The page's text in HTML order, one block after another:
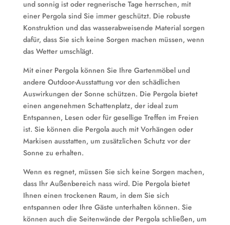
und sonnig ist oder regnerische Tage herrschen, mit
einer Pergola sind Sie immer geschützt. Die robuste
Konstruktion und das wasserabweisende Material sorgen
dafür, dass Sie sich keine Sorgen machen müssen, wenn
das Wetter umschlägt.
Mit einer Pergola können Sie Ihre Gartenmöbel und
andere Outdoor-Ausstattung vor den schädlichen
Auswirkungen der Sonne schützen. Die Pergola bietet
einen angenehmen Schattenplatz, der ideal zum
Entspannen, Lesen oder für gesellige Treffen im Freien
ist. Sie können die Pergola auch mit Vorhängen oder
Markisen ausstatten, um zusätzlichen Schutz vor der
Sonne zu erhalten.
Wenn es regnet, müssen Sie sich keine Sorgen machen,
dass Ihr Außenbereich nass wird. Die Pergola bietet
Ihnen einen trockenen Raum, in dem Sie sich
entspannen oder Ihre Gäste unterhalten können. Sie
können auch die Seitenwände der Pergola schließen, um